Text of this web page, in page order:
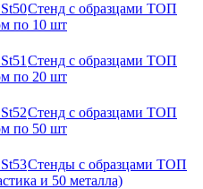
Стенд с образцами ТОП
по 10 шт
Стенд с образцами ТОП
по 20 шт
Стенд с образцами ТОП
по 50 шт
Стенды с образцами ТОП
и 50 металла)